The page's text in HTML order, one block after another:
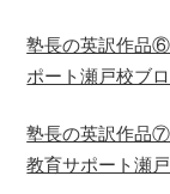
塾長の英訳作品
ポート瀬戸校ブ
塾長の英訳作品
教育サポート瀬